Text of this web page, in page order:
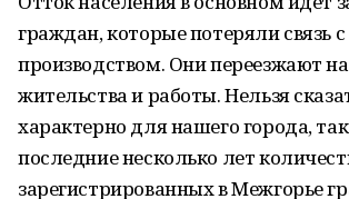
граждан, которые потеряли связь с
производством. Они переезжают
жительства и работы. Нельзя
характерно для нашего города, так
последние несколько лет
зарегистрированных в Межгорье